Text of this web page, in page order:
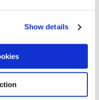
Show details
Axel.
40 da